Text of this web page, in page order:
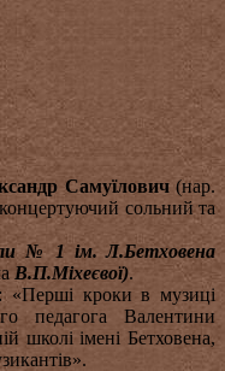
Самуїлович(нар.
сольний та
№ 1 ім. Л.Бетховена
В.П.Міхеєвої).
«Перші кроки в музиці
педагога Валентини
школі імені Бетховена,